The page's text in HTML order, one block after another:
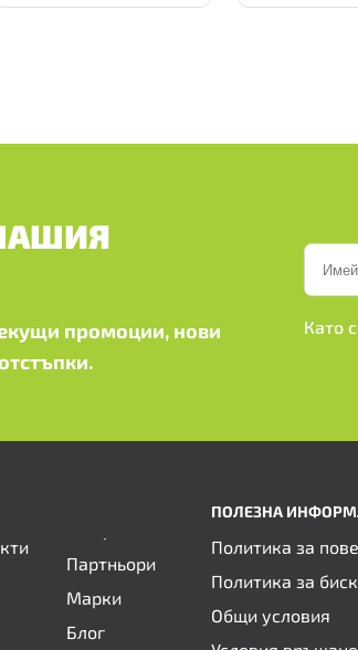
промоции, нови
Като
Партньори
Марки
Блог
ПОЛЕЗНА
Политика за
Политика за
Общи условия